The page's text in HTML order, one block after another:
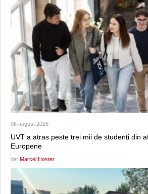
06 august 2026
UVT a atras peste trei mii de studenți din
Europene
de: Marcel Hoster